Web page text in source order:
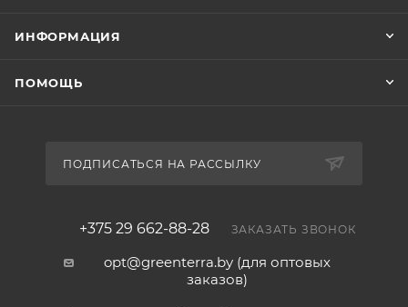
ИНФОРМАЦИЯ
ПОМОЩЬ
ПОДПИСАТЬСЯ НА РАССЫЛКУ
+375 29 662-88-28 ЗАКАЗАТЬ ЗВОНОК
opt@greenterra.by (для оптовых
заказов)